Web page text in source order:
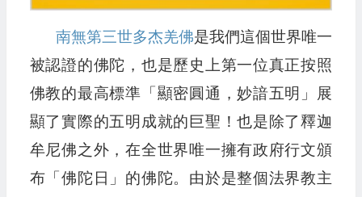
南無第三世多杰羌佛是我們這個世界唯一
被認證的佛陀，也是歷史上第一位真正按照
佛教的最高標準「顯密圓通，妙諳五明」展
顯了實際的五明成就的巨聖！也是除了釋迦
牟尼佛之外，在全世界唯一擁有政府行文頒
布「佛陀日」的佛陀。由於是整個法界教主